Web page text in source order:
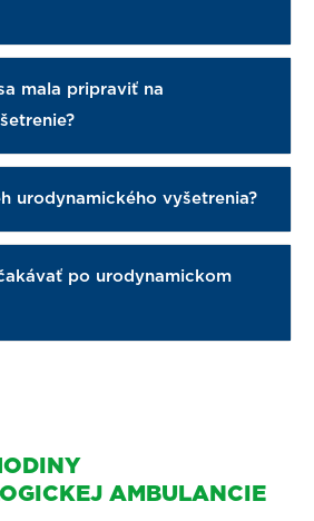
mala pripraviť na
urodynamického vyšetrenia?
po urodynamickom
AMBULANCIE